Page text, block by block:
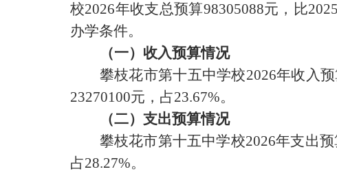
校2026年收支总预算98305088元，比202
办学条件。
（一）收入预算情况
攀枝花市第十五中学校2026年收入预
23270100元，占23.67%。
（二）支出预算情况
攀枝花市第十五中学校2026年支出预
占28.27%。